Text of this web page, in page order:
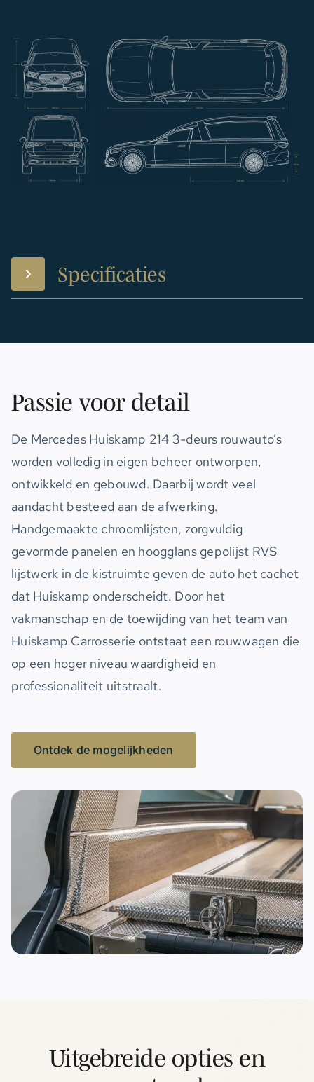
Specificaties
Passie voor detail
De Mercedes Huiskamp 214 3-deurs rouwauto’s
worden volledig in eigen beheer ontworpen,
ontwikkeld en gebouwd. Daarbij wordt veel
aandacht besteed aan de afwerking.
Handgemaakte chroomlijsten, zorgvuldig
gevormde panelen en hoogglans gepolijst RVS
lijstwerk in de kistruimte geven de auto het cachet
dat Huiskamp onderscheidt. Door het
vakmanschap en de toewijding van het team van
Huiskamp Carrosserie ontstaat een rouwwagen die
op een hoger niveau waardigheid en
professionaliteit uitstraalt.
Ontdek de mogelijkheden
Uitgebreide opties en